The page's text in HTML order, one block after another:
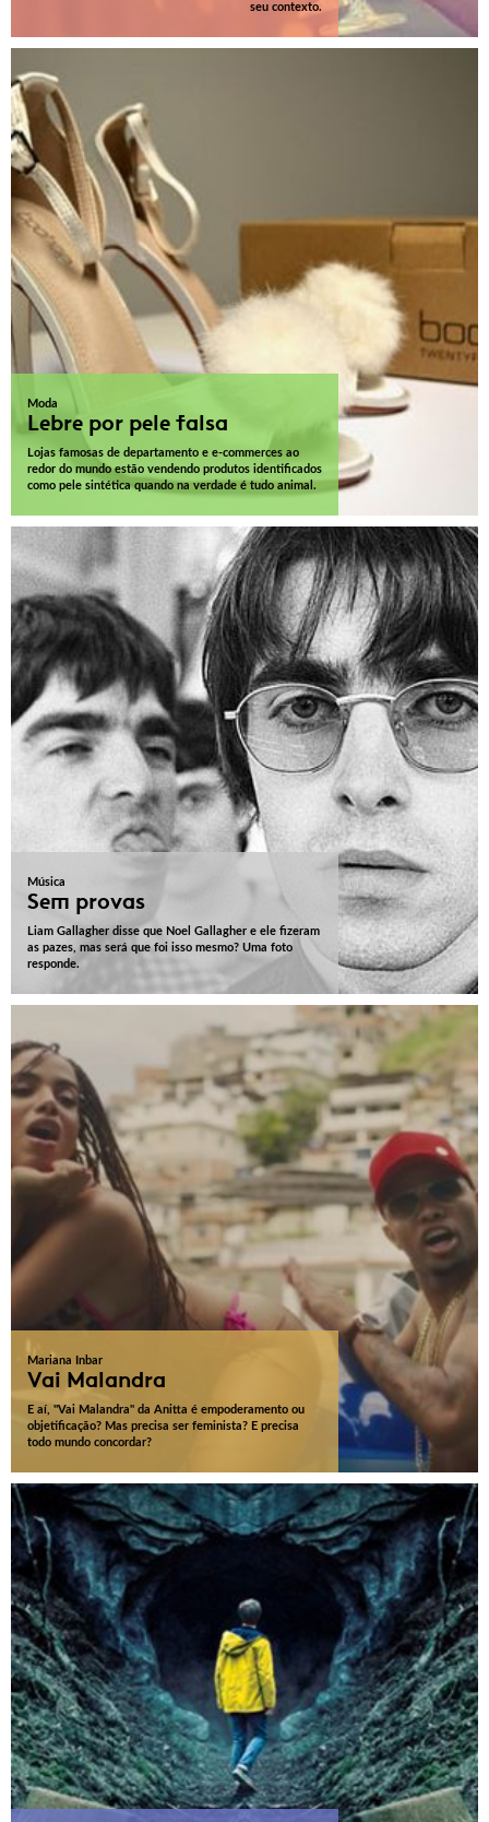
seu contexto.
Moda
Lebre por pele falsa
Lojas famosas de departamento e e-commerces ao
redor do mundo estão vendendo produtos identificados
como pele sintética quando na verdade é tudo animal.
Música
Sem provas
Liam Gallagher disse que Noel Gallagher e ele fizeram
as pazes, mas será que foi isso mesmo? Uma foto
responde.
Mariana Inbar
Vai Malandra
E aí, "Vai Malandra" da Anitta é empoderamento ou
objetificação? Mas precisa ser feminista? E precisa
todo mundo concordar?